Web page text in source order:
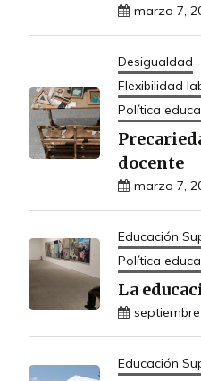
marzo 7,
Desigualdad
Flexibilidad
Política
docente
marzo 7,
Educación
Política
La
Educación